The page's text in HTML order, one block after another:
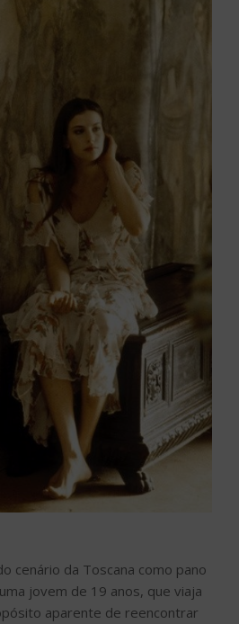
cenário da Toscana como pano
jovem de 19 anos, que viaja
aparente de reencontrar